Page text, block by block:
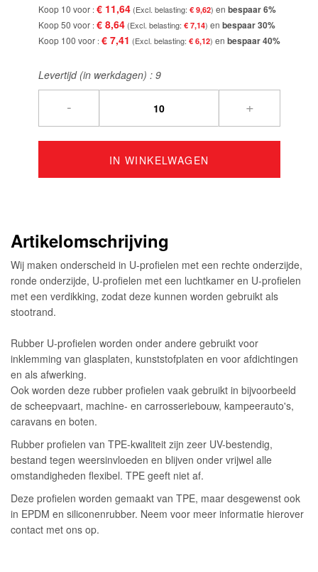
Koop 10 voor € 11,64 € 9,62 en bespaar6%
Koop 50 voor € 8,64 € 7,14 en bespaar30%
Koop 100 voor € 7,41 € 6,12 en bespaar40%
Levertijd (in werkdagen) : 9
- +
IN WINKELWAGEN
Artikelomschrijving
Wij maken onderscheid in U-profielen met een rechte onderzijde,
ronde onderzijde, U-profielen met een luchtkamer en U-profielen
met een verdikking, zodat deze kunnen worden gebruikt als
stootrand.
Rubber U-profielen worden onder andere gebruikt voor
inklemming van glasplaten, kunststofplaten en voor afdichtingen
en als afwerking.
Ook worden deze rubber profielen vaak gebruikt in bijvoorbeeld
de scheepvaart, machine- en carrosseriebouw, kampeerauto's,
caravans en boten.
Rubber profielen van TPE-kwaliteit zijn zeer UV-bestendig,
bestand tegen weersinvloeden en blijven onder vrijwel alle
omstandigheden flexibel. TPE geeft niet af.
Deze profielen worden gemaakt van TPE, maar desgewenst ook
in EPDM en siliconenrubber. Neem voor meer informatie hierover
contact met ons op.